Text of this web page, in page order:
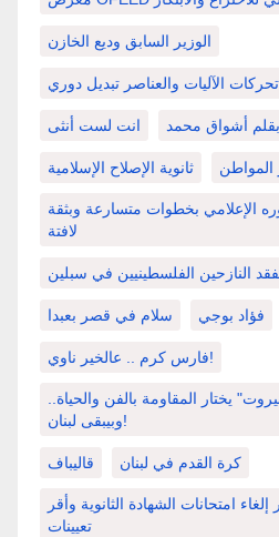
الوزير السابق وديع الخازن
تحركات الآليات والعناصر تبديل دوري
انت لست أنثى بقلم أشواق محمد
ثانوية الإصلاح الإسلامية
الإعلامي بخطوات متسارعة وبثقة
لافتة
النازحين الفلسطينيين في سبلين
سلام في قصر بعبدا فؤاد بوجي
فارس كرم .. عالخير ناوي!
يختار المقاومة بالفن والحياة..
وبيبقى لبنان!
قاليباف كرة القدم في لبنان
امتحانات الشهادة الثانوية وأقر
تعيينات